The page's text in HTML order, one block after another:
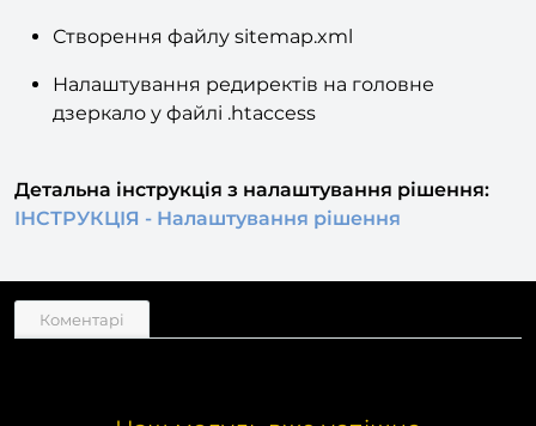
головного дзеркала
Створення файлу sitemap.xml
Налаштування редиректів на головне
Детальна інструкція з налаштування рішення: